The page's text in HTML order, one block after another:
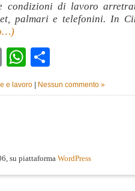
condizioni di lavoro
palmari e telefonini. In
EmailWhatsApp
e lavoro | Nessun commento »
su piattaforma WordPress